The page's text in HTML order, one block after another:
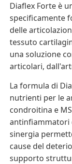
Diaflex Forte è
specificamente
delle
tessuto
una soluzione
articolari,
La formula di
nutrienti per le
condroitina e
antinfiammatori
sinergia
cause del
supporto